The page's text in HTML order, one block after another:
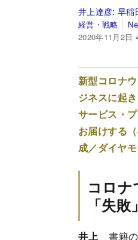
井上達彦: 早稲
経営・戦略
2020年11月2日
新型コロナ
ジネスに起
サービス・
お届けする
成／ダイヤ
コロナ
「失
井上 書籍